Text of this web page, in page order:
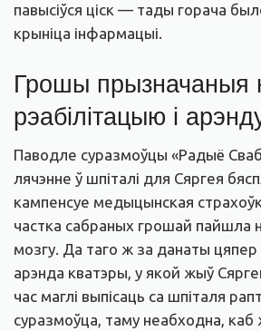
павысіўся ціск — тады горача
крыніца інфармацыі.
Грошы прызначаныя
рэабілітацыю і
Паводле суразмоўцы «Радыё
лячэнне ў шпіталі для Сяргея
кампенсуе медыцынская
частка сабраных грошай пайшла
мозгу. Да таго ж за данаты цяпер
арэнда кватэры, у якой жыў
час маглі выпісаць са шпіталя
суразмоўца, таму неабходна,